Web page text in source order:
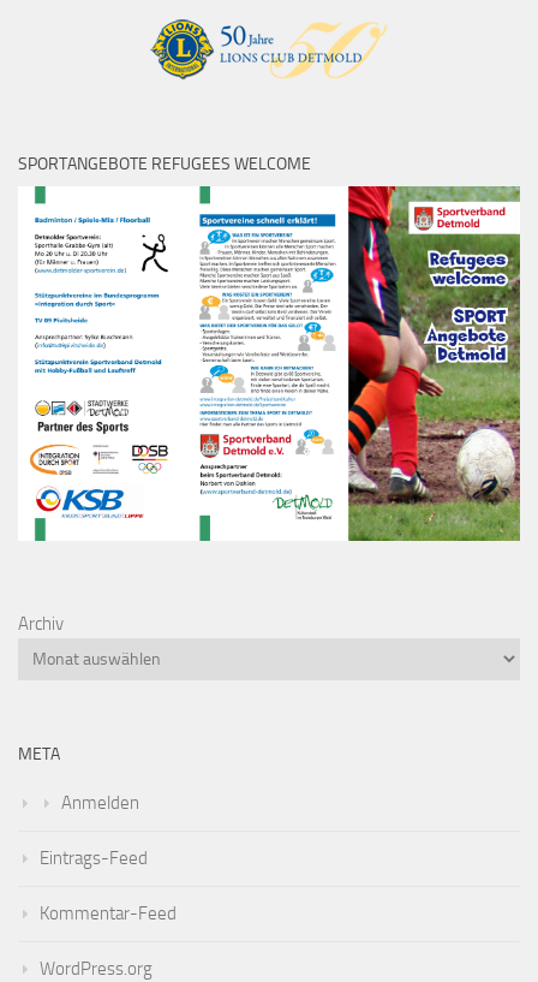
SPORTANGEBOTE REFUGEES WELCOME
Archiv
META
Anmelden
Eintrags-Feed
Kommentar-Feed
WordPress.org